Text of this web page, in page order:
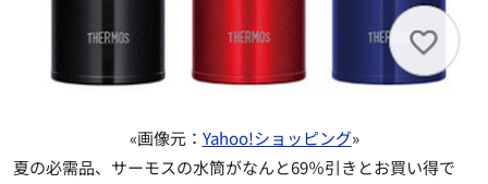
«画像元： Yahoo!ショッピング»
夏の必需品、サーモスの水筒がなんと69％引きとお買い得で